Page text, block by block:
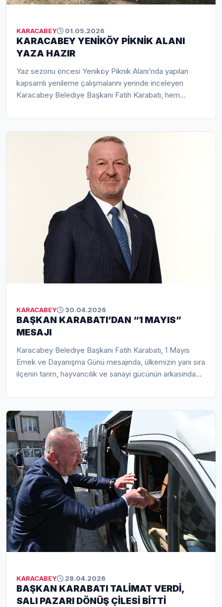
KARACABEY 01.05.2026
KARACABEY YENİKÖY PİKNİK ALANI
YAZA HAZIR
Yaz sezonu öncesi Yeniköy Piknik Alanı’nda yapılan
kapsamlı yenileme çalışmalarını yerinde inceleyen
Karacabey Belediye Başkanı Fatih Karabatı, hem
değerlendirdi hem de kamuya ait alanların korunması
konusunda önemli mesajlar verdi. Yenilenen yüzüyle
dikkat çeken alanın, Karacabey’in doğa turizmine önemli
katkı sağlaması hedefleniyor.
KARACABEY 30.04.2026
BAŞKAN KARABATI’DAN “1 MAYIS”
MESAJI
Karacabey Belediye Başkanı Fatih Karabatı, 1 Mayıs
Emek ve Dayanışma Günü mesajında, ülkemizin yanı sıra
ilçenin tarım, hayvancılık ve sanayi gücünün arkasında
“Karacabey’in büyümesi emekçilerimizin özverisiyle
mümkün oluyor” dedi. Tüm işçi ve emekçilerin
bayramını kutlayan Karabatı, yerel yönetim olarak
emekçinin yanında olmaya, yaşam standartlarını
yükseltecek projeleri hayata geçirmeye devam
edeceklerini belirtti.
KARACABEY 28.04.2026
BAŞKAN KARABATI TALİMAT VERDİ,
SALI PAZARI DÖNÜŞ ÇİLESİ BİTTİ